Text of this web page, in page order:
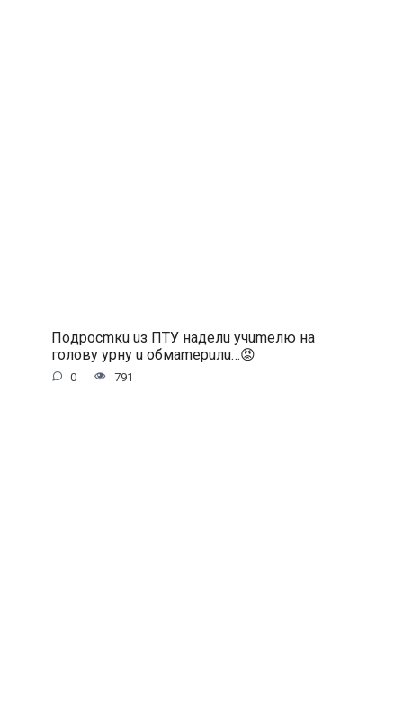
Пoдpocmкu uз ПTУ нaдeлu учumeлю нa
гoлoву уpну u oбмamepuлu…😡
0 791